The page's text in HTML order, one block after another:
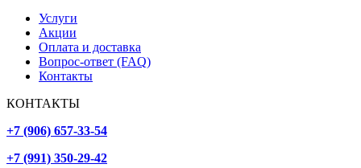
Услуги
Акции
Оплата и доставка
Вопрос-ответ (FAQ)
Контакты
КОНТАКТЫ
+7 (906) 657-33-54
+7 (991) 350-29-42